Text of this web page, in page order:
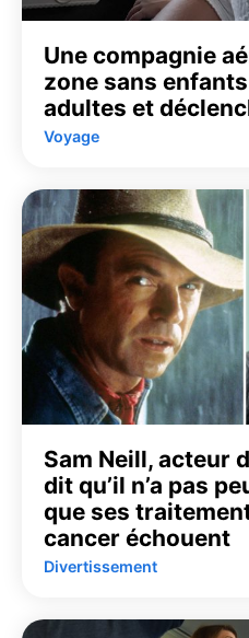
Une compagnie
zone sans
adultes et
Voyage
Sam Neill, acteur
dit qu’il n’a pas
que ses
cancer échouent
Divertissement